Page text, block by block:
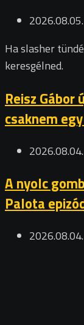
2026.08.05.
Ha slasher
keresgélned.
Reisz
csaknem
2026.08.04.
A nyolc
Palota
2026.08.04.